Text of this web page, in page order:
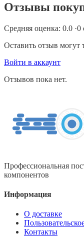
Отзывы
Средняя оценка: 0.0 ·0
Оставить отзыв могут
Войти в аккаунт
Отзывов пока нет.
Профессиональная
компонентов
Информация
О доставке
Контакты